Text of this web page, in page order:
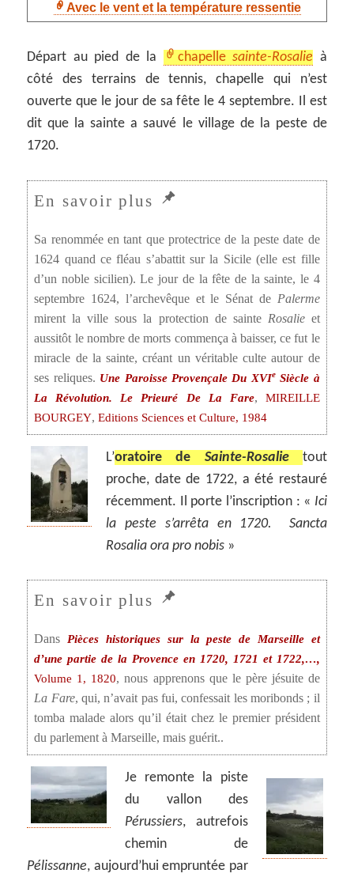
Avec le vent et la température ressentie
Départ au pied de la chapellesainte-Rosalie à
côté des terrains de tennis, chapelle qui n’est
ouverte que le jour de sa fête le 4 septembre. Il est
dit que la sainte a sauvé le village de la peste de
1720.
Sa renommée en tant que protectrice de la peste date de
1624 quand ce fléau s’abattit sur la Sicile (elle est fille
d’un noble sicilien). Le jour de la fête de la sainte, le 4
septembre 1624, l’archevêque et le Sénat de Palerme
mirent la ville sous la protection de sainte Rosalieet
aussitôt le nombre de morts commença à baisser, ce fut le
miracle de la sainte, créant un véritable culte autour de
ses reliques. Une Paroisse Provençale Du XVIeSiècle à
La Révolution. Le Prieuré De La Fare, MIREILLE
BOURGEY,Editions Sciences et Culture, 1984
L’oratoire de Sainte-Rosalie tout
proche, date de 1722, a été restauré
récemment. Il porte l’inscription : « Ici
la peste s’arrêta en 1720. Sancta
Rosalia ora pro nobis »
DansPièces historiques sur la peste de Marseille et
d’une partie de la Provence en 1720, 1721 et 1722,…,
Volume 1, 1820, nous apprenons que le père jésuite de
La Fare, qui, n’avait pas fui, confessait les moribonds ; il
tomba malade alors qu’il était chez le premier président
du parlement à Marseille, mais guérit..
Je remonte la piste
du vallon des
Pérussiers, autrefois
chemin de
Pélissanne, aujourd’hui empruntée par